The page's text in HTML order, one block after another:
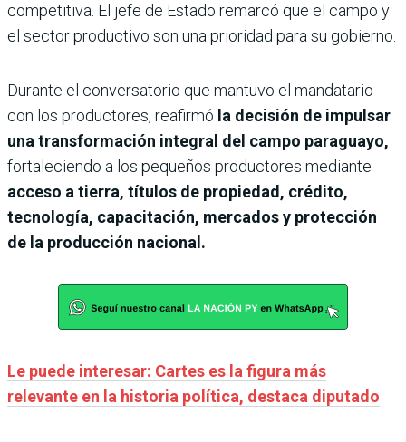
competitiva. El jefe de Estado remarcó que el campo y
el sector productivo son una prioridad para su gobierno.
Durante el conversatorio que mantuvo el mandatario
con los productores, reafirmó la decisión de impulsar
una transformación integral del campo paraguayo,
fortaleciendo a los pequeños productores mediante
acceso a tierra, títulos de propiedad, crédito,
tecnología, capacitación, mercados y protección
de la producción nacional.
Le puede interesar: Cartes es la figura más
relevante en la historia política, destaca diputado